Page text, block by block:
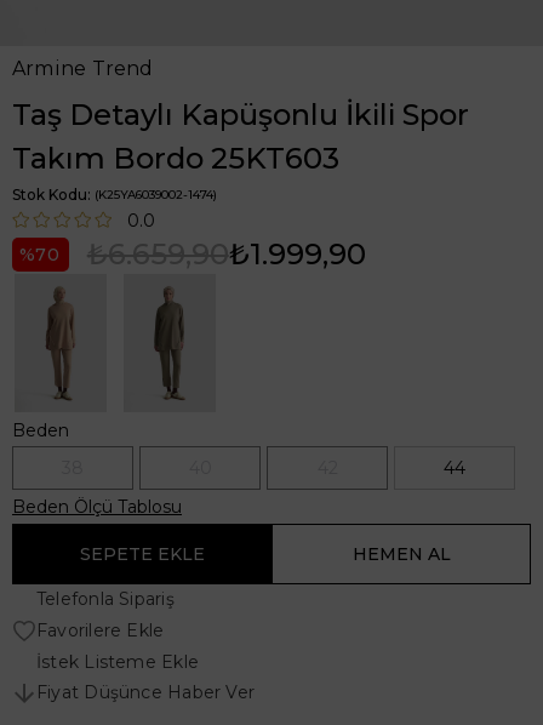
Armine Trend
Taş Detaylı Kapüşonlu İkili Spor
Takım Bordo 25KT603
Stok Kodu (K25YA6039002-1474)
0.0
70
₺6.659,90₺1.999,90
Beden
44
Beden Ölçü Tablosu
Telefonla Sipariş
Favorilere Ekle
İstek Listeme Ekle
Fiyat Düşünce Haber Ver